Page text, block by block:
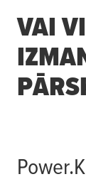
Produkts
Step 1:
Kādam
VAI